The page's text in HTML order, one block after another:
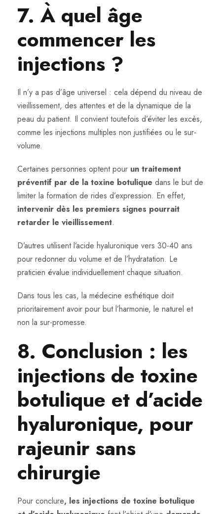
7. À quel âge
commencer les
injections ?
Il n’y a pas d’âge universel : cela dépend du niveau de
vieillissement, des attentes et de la dynamique de la
peau du patient. Il convient toutefois d’éviter les excès,
comme les injections multiples non justifiées ou le sur-
volume.
Certaines personnes optent pour un traitement
préventif par de la toxine botulique dans le but de
limiter la formation de rides d’expression. En effet,
intervenir dès les premiers signes pourrait
retarder le vieillissement.
D’autres utilisent l’acide hyaluronique vers 30-40 ans
pour redonner du volume et de l’hydratation. Le
praticien évalue individuellement chaque situation.
Dans tous les cas, la médecine esthétique doit
prioritairement avoir pour but l’harmonie, le naturel et
non la sur-promesse.
8. Conclusion : les
injections de toxine
botulique et d’acide
hyaluronique, pour
rajeunir sans
chirurgie
Pour conclure, les injections de toxine botulique